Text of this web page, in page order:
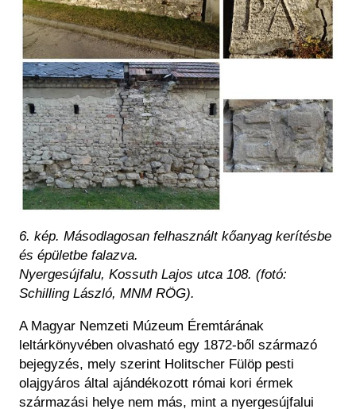
6. kép. Másodlagosan felhasznált kőanyag kerítésbe
és épületbe falazva.
Nyergesújfalu, Kossuth Lajos utca 108. (fotó:
Schilling László, MNM RÖG).
A Magyar Nemzeti Múzeum Éremtárának
leltárkönyvében olvasható egy 1872-ből származó
bejegyzés, mely szerint Holitscher Fülöp pesti
olajgyáros által ajándékozott római kori érmek
származási helye nem más, mint a nyergesújfalui